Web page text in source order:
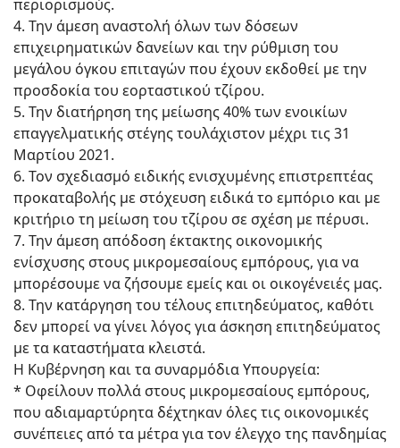
περιορισμούς.
4. Την άμεση αναστολή όλων των δόσεων
επιχειρηματικών δανείων και την ρύθμιση του
μεγάλου όγκου επιταγών που έχουν εκδοθεί με την
προσδοκία του εορταστικού τζίρου.
5. Την διατήρηση της μείωσης 40% των ενοικίων
επαγγελματικής στέγης τουλάχιστον μέχρι τις 31
Μαρτίου 2021.
6. Τον σχεδιασμό ειδικής ενισχυμένης επιστρεπτέας
προκαταβολής με στόχευση ειδικά το εμπόριο και με
κριτήριο τη μείωση του τζίρου σε σχέση με πέρυσι.
7. Την άμεση απόδοση έκτακτης οικονομικής
ενίσχυσης στους μικρομεσαίους εμπόρους, για να
μπορέσουμε να ζήσουμε εμείς και οι οικογένειές μας.
8. Την κατάργηση του τέλους επιτηδεύματος, καθότι
δεν μπορεί να γίνει λόγος για άσκηση επιτηδεύματος
με τα καταστήματα κλειστά.
Η Κυβέρνηση και τα συναρμόδια Υπουργεία:
* Οφείλουν πολλά στους μικρομεσαίους εμπόρους,
που αδιαμαρτύρητα δέχτηκαν όλες τις οικονομικές
συνέπειες από τα μέτρα για τον έλεγχο της πανδημίας